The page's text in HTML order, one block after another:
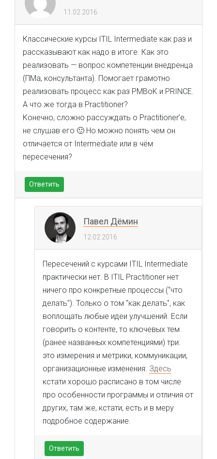
11.02.2016
Классические курсы ITIL Intermediate как раз и
рассказывают как надо в итоге. Как это
реализовать — вопрос компетенции внедренца
(ПМа, консультанта). Помогает грамотно
реализовать процесс как раз PMBoK и PRINCE.
А что же тогда в Practitioner?
Конечно, сложно рассуждать о Practitioner’е,
не слушав его 🙂 Но можно понять чем он
отличается от Intermediate или в чём
пересечения?
Ответить
Павел Дёмин
12.02.2016
Пересечений с курсами ITIL Intermediate
практически нет. В ITIL Practitioner нет
ничего про конкретные процессы ("что
делать"). Только о том "как делать", как
воплощать любые идеи улучшений. Если
говорить о контенте, то ключевых тем
(ранее названных компетенциями) три:
это измерения и метрики, коммуникации,
организационные изменения. Здесь
кстати хорошо расписано в том числе
про особенности программы и отличия от
других, там же, кстати, есть и в меру
подробное содержание.
Ответить